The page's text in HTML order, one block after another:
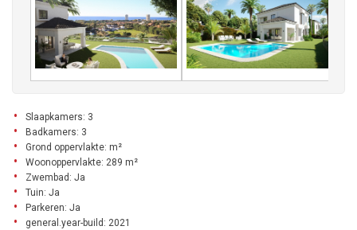
Slaapkamers: 3
Badkamers: 3
Grond oppervlakte: m²
Woonoppervlakte: 289 m²
Zwembad: Ja
Tuin: Ja
Parkeren: Ja
general.year-build: 2021